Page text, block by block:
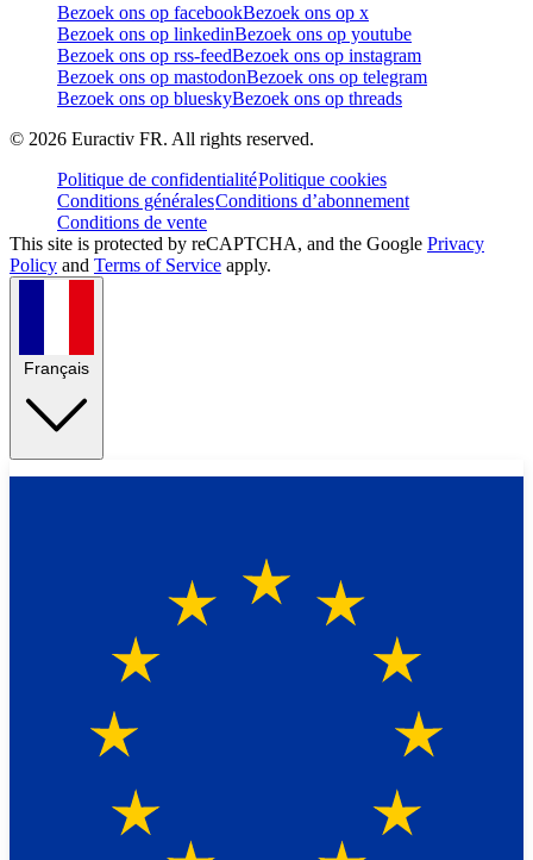
Bezoek ons op facebookBezoek ons op x
Bezoek ons op linkedinBezoek ons op youtube
Bezoek ons op rss-feedBezoek ons op instagram
Bezoek ons op mastodonBezoek ons op telegram
Bezoek ons op blueskyBezoek ons op threads
© 2026 Euractiv FR. All rights reserved.
Politique de confidentialitéPolitique cookies
Conditions généralesConditions d’abonnement
Conditions de vente
This site is protected by reCAPTCHA, and the Google Privacy
Policy and Terms of Service apply.
Français